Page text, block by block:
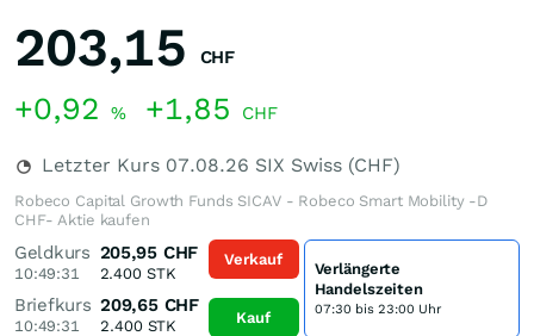
203,15 CHF
+0,92 % +1,85 CHF
Letzter Kurs 07.08.26 SIX Swiss (CHF)
Robeco Capital Growth Funds SICAV - Robeco Smart Mobility -D
CHF- Aktie kaufen
Geldkurs
10:49:31
205,95 CHF
2.400STK
Briefkurs
10:49:31
209,65 CHF
2.400STK
Verkauf
Kauf
Verlängerte
Handelszeiten
07:30 bis 23:00 Uhr